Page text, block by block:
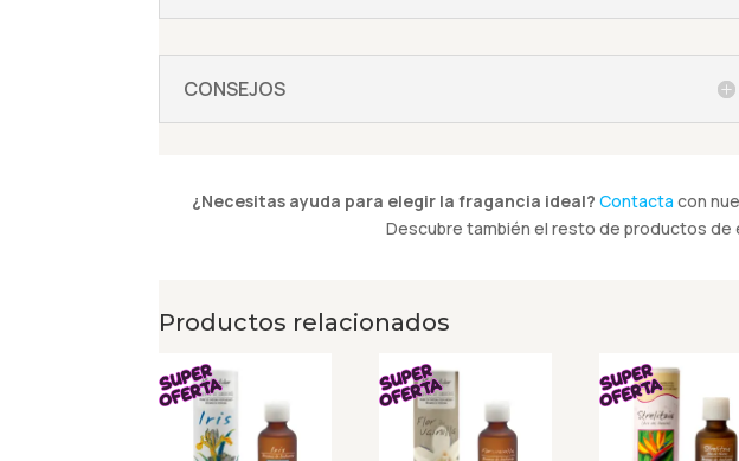
CONSEJOS
¿Necesitas ayuda para elegir la fragancia ideal? Contacta con
Descubre también el resto de productos
Productos relacionados